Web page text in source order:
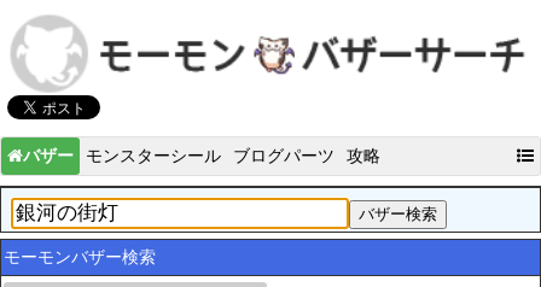
バザー モンスターシール ブログパーツ 攻略
モーモンバザー検索